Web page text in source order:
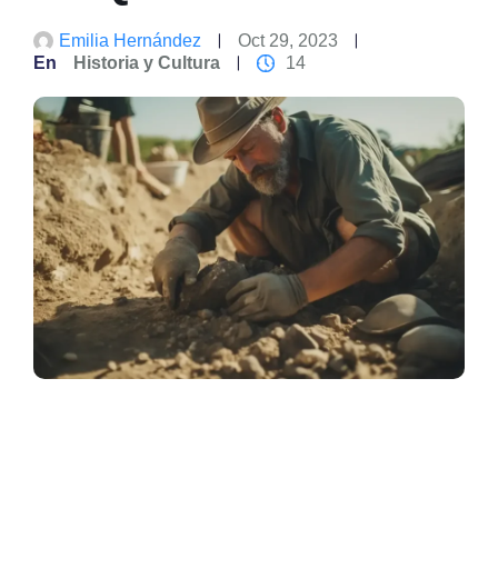
Emilia Hernández
Oct 29, 2023
En
Historia y Cultura 14